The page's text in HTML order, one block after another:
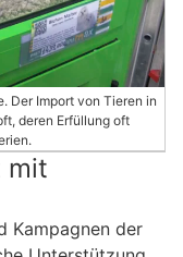
Der Import von Tieren in
deren Erfüllung oft
mit
Kampagnen der